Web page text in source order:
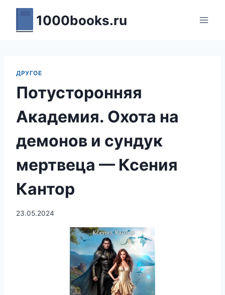
Перейти
содержимому
1000books.ru
ДРУГОЕ
Потусторонняя
Академия. Охота на
демонов и сундук
мертвеца — Ксения
Кантор
23.05.2024